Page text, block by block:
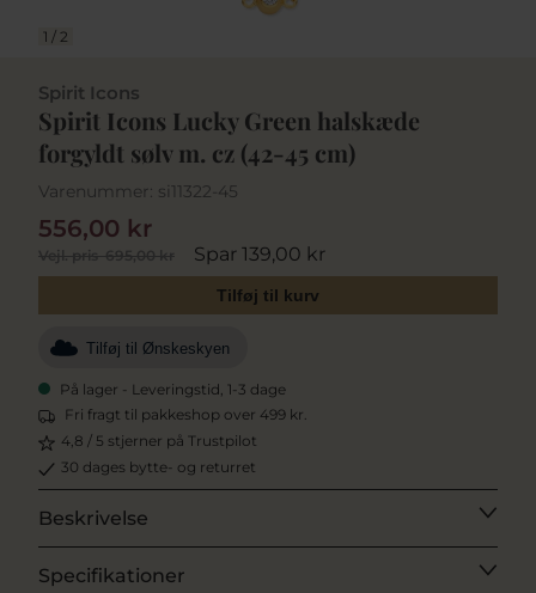
1 / 2
Spirit Icons
Spirit Icons Lucky Green halskæde
forgyldt sølv m. cz (42-45 cm)
Varenummer: si11322-45
Vejl. pris695,00 kr Spar 139,00 kr
556,00 kr
Tilføj til kurv
Tilføj til Ønskeskyen
På lager - Leveringstid, 1-3 dage
Fri fragt til pakkeshop over 499 kr.
4,8 / 5 stjerner på Trustpilot
30 dages bytte- og returret
Beskrivelse
Specifikationer